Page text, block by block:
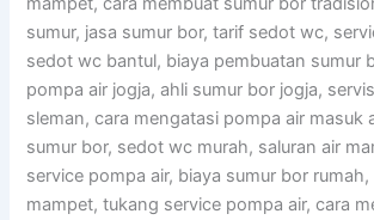
sumur, jasa sumur bor, tarif sedot wc,
sedot wc bantul, biaya pembuatan sumur
pompa air jogja, ahli sumur bor jogja,
sleman, cara mengatasi pompa air masuk
sumur bor, sedot wc murah, saluran air
service pompa air, biaya sumur bor
mampet, tukang service pompa air, cara